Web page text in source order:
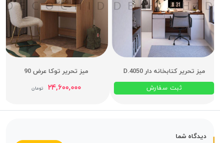
میز تحریر کتابخانه دار D.4050
ثبت سفارش
میز تحریر توکا عرض 90
۲۴,۶۰۰,۰۰۰ تومان
دیدگاه شما